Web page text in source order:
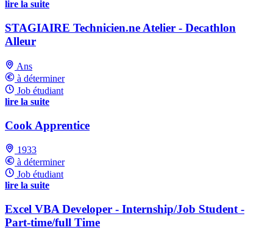
lire la suite
STAGIAIRE Technicien.ne Atelier - Decathlon
Alleur
Ans
à déterminer
Job étudiant
lire la suite
Cook Apprentice
1933
à déterminer
Job étudiant
lire la suite
Excel VBA Developer - Internship/Job Student -
Part-time/full Time